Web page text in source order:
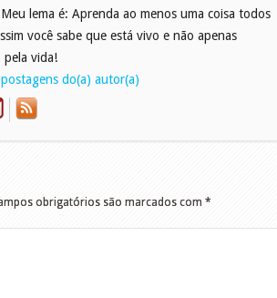
lema é: Aprenda ao menos uma coisa todos
você sabe que está vivo e não apenas
pela vida!
do(a) autor(a)
obrigatórios são marcados com *